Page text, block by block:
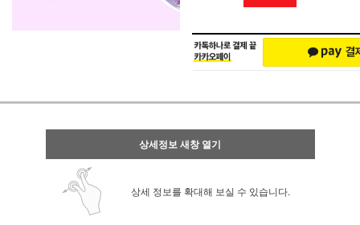
상세정보 새창 열기
상세 정보를 확대해 보실 수 있습니다.